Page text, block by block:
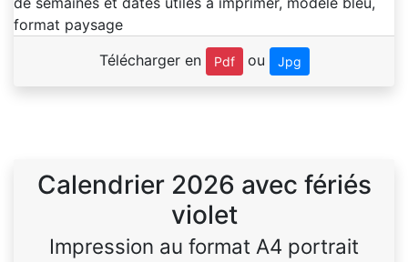
Télécharger en Pdf ou Jpg
Calendrier 2026 avec fériés
violet
Impression au format A4 portrait